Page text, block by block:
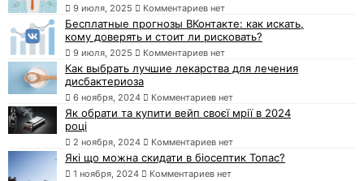
9 июля, 2025 Комментариев нет
Бесплатные прогнозы ВКонтакте: как искать,
кому доверять и стоит ли рисковать?
9 июля, 2025 Комментариев нет
Как выбрать лучшие лекарства для лечения
дисбактериоза
6 ноября, 2024 Комментариев нет
Як обрати та купити вейп своєї мрії в 2024
році
2 ноября, 2024 Комментариев нет
Які що можна скидати в біосептик Топас?
1 ноября, 2024 Комментариев нет